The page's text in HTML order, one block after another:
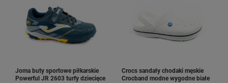
Joma buty sportowe piłkarskie
Powerful JR 2603 turfy dziecięce
Crocs sandały chodaki męskie
Crocband modne wygodne białe